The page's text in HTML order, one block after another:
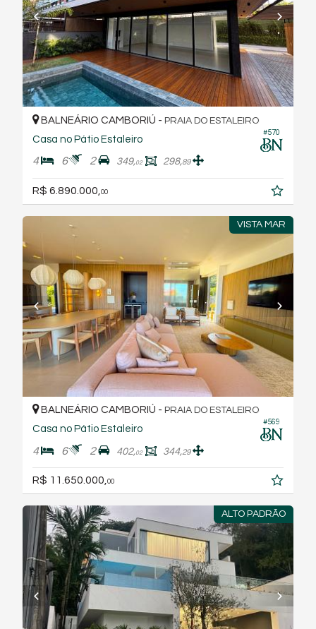
#570
BALNEÁRIO CAMBORIÚ - PRAIA DO ESTALEIRO
Casa no Pátio Estaleiro
4 6 2 349,02 298,89
R$ 6.890.000, 00
VISTA MAR
#569
BALNEÁRIO CAMBORIÚ - PRAIA DO ESTALEIRO
Casa no Pátio Estaleiro
4 6 2 402,02 344,29
R$ 11.650.000,00
ALTO PADRÃO